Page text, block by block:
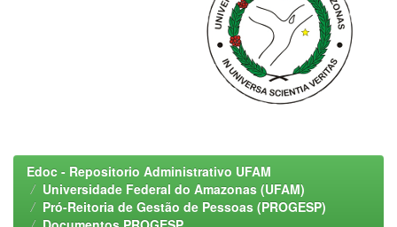
Edoc - Repositorio Administrativo UFAM
Universidade Federal do Amazonas (UFAM)
Pró-Reitoria de Gestão de Pessoas (PROGESP)